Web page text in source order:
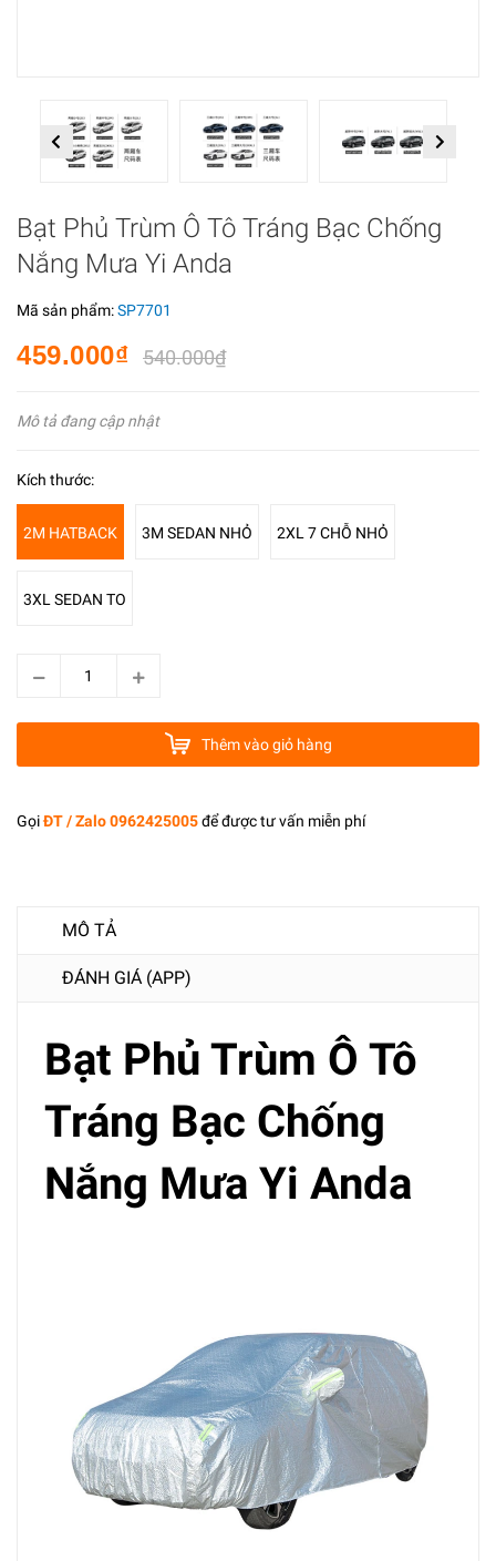
Previous Next
Bạt Phủ Trùm Ô Tô Tráng Bạc Chống
Nắng Mưa Yi Anda
Mã sản phẩm:SP7701
459.000₫ 540.000₫
Mô tả đang cập nhật
Kích thước:
2M HATBACK 3M SEDAN NHỎ 2XL 7 CHỖ NHỎ
3XL SEDAN TO
Thêm vào giỏ hàng
GọiĐT / Zalo 0962425005để được tư vấn miễn phí
MÔ TẢ
ĐÁNH GIÁ (APP)
Bạt Phủ Trùm Ô Tô
Tráng Bạc Chống
Nắng Mưa Yi Anda